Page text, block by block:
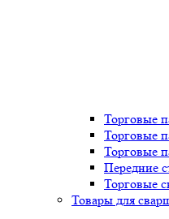
Торговые
Торговые
Торговые
Передние
Торговые
Товары для